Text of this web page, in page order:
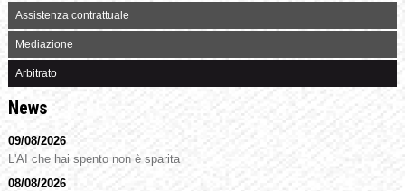
Assistenza contrattuale
Mediazione
Arbitrato
News
09/08/2026
L'AI che hai spento non è sparita
08/08/2026